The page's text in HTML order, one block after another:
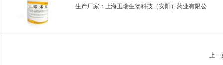
生产厂家：上海玉瑞生物科技（安阳）药业有限公
上一